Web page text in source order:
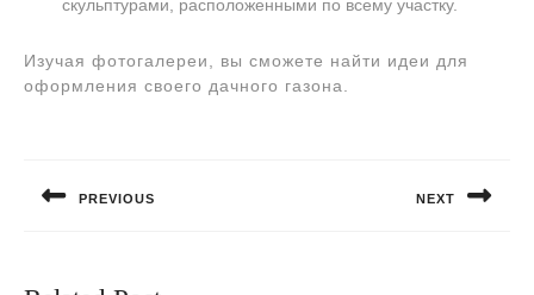
скульптурами, расположенными по всему участку.
Изучая фотогалереи, вы сможете найти идеи для
оформления своего дачного газона.
записям
PREVIOUS NEXT